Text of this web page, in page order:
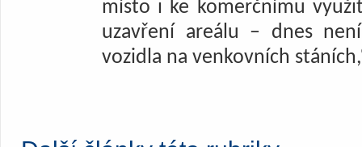
místo i ke komerčnímu
uzavření areálu – dnes
vozidla na venkovních